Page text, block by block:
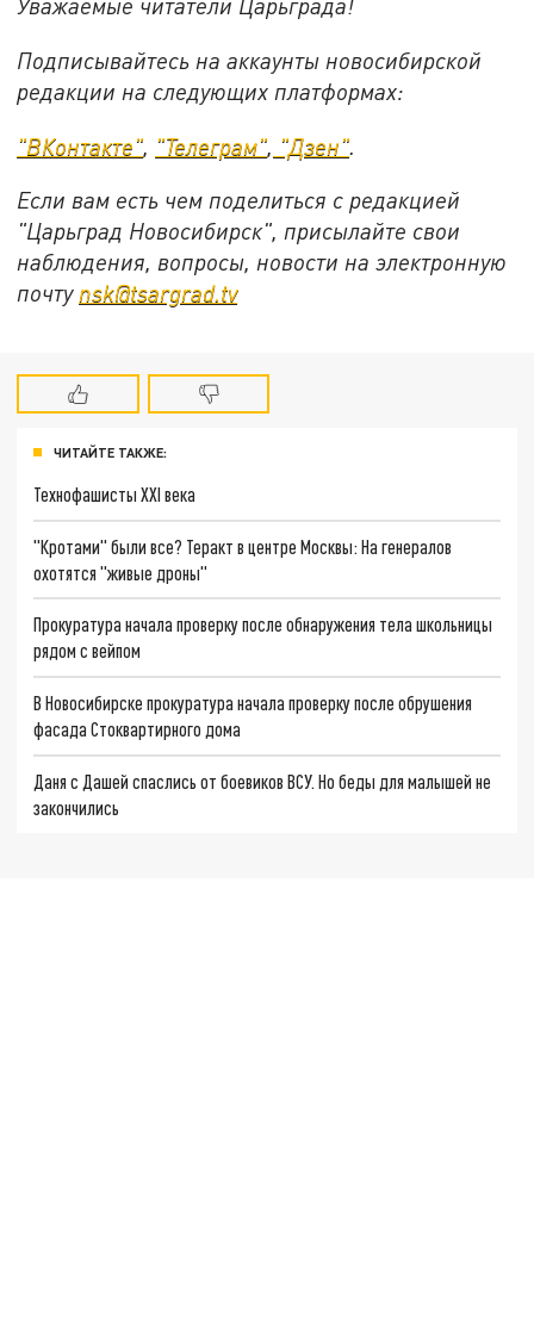
Уважаемые читатели Царьграда!
Подписывайтесь на аккаунты новосибирской
редакции на следующих платформах:
"ВКонтакте" "Телеграм" "Дзен"
Если вам есть чем поделиться с редакцией
"Царьград Новосибирск", присылайте свои
наблюдения, вопросы, новости на электронную
почту nsk@tsargrad.tv
ЧИТАЙТЕ ТАКЖЕ:
Технофашисты XXI века
"Кротами" были все? Теракт в центре Москвы: На генералов
охотятся "живые дроны"
Прокуратура начала проверку после обнаружения тела школьницы
рядом с вейпом
В Новосибирске прокуратура начала проверку после обрушения
фасада Стоквартирного дома
Даня с Дашей спаслись от боевиков ВСУ. Но беды для малышей не
закончились